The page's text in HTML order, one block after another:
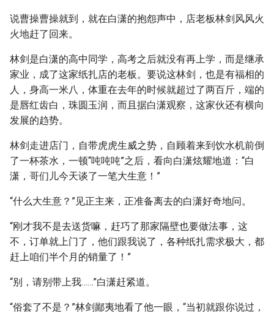
说曹操曹操就到，就在白潇的抱怨声中，店老板林剑风风火
火地赶了回来。
林剑是白潇的高中同学，高考之后就没有再上学，而是继承
家业，成了这家纸扎店的老板。要说这林剑，也是有福相的
人，身高一米八，体重在去年的时候就超过了两百斤，端的
是唇红齿白，珠圆玉润，而且据白潇观察，这家伙还有横向
发展的趋势。
林剑走进店门，自带虎虎生威之势，自顾着来到饮水机前倒
了一杯茶水，一顿“吨吨吨”之后，看向白潇炫耀地道：“白
潇，哥们儿今天谈了一笔大生意！”
“什么大生意？”见正主来，正准备离去的白潇好奇地问。
“刚才我不是去送货嘛，赶巧了那家隔壁也要做法事，这
不，订单就上门了，他们跟我说了，各种纸扎需求极大，都
赶上咱们半个月的销量了！”
“别，请别带上我……”白潇赶紧道。
“俗套了不是？”林剑鄙夷地看了他一眼，“当初就跟你说过，